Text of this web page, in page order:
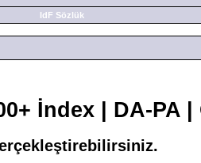
IdF Sözlük
İndex | DA-PA